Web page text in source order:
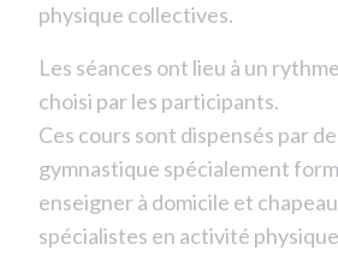
physique collectives.
Les séances ont lieu à un
choisi par les participants.
Ces cours sont dispensés par
gymnastique spécialement
enseigner à domicile et
spécialistes en activité